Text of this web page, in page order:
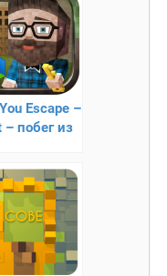
Escape –
– побег из